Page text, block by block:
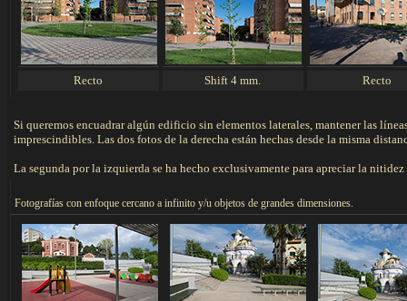
Recto Shift 4 mm. Recto
Si queremos encuadrar algún edificio sin elementos laterales, mantener las
imprescindibles. Las dos fotos de la derecha están hechas desde la misma
La segunda por la izquierda se ha hecho exclusivamente para apreciar la
Fotografías con enfoque cercano a infinito y/u objetos de grandes dimensiones.